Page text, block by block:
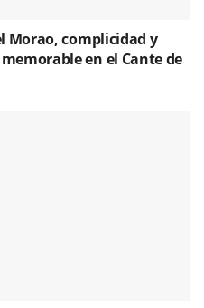
Morao, complicidad y
en el Cante de